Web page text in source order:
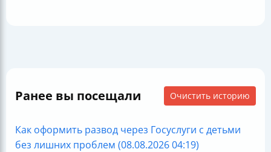
Ранее вы посещали Очистить историю
Как оформить развод через Госуслуги с детьми
без лишних проблем (08.08.2026 04:19)